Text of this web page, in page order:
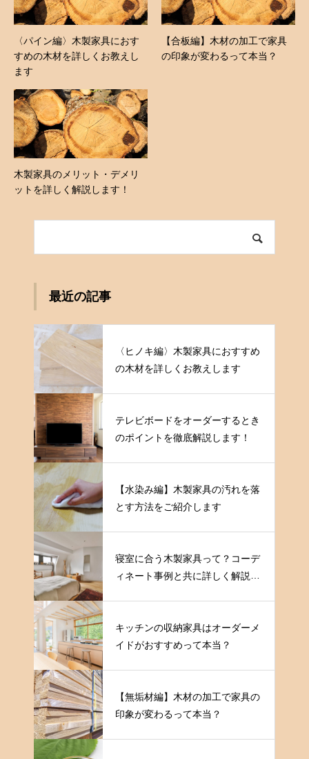
〈パイン編〉木製家具におす
すめの木材を詳しくお教えし
ます
【合板編】木材の加工で家具
の印象が変わるって本当？
木製家具のメリット・デメリ
ットを詳しく解説します！
最近の記事
〈ヒノキ編〉木製家具におすすめ
の木材を詳しくお教えします
テレビボードをオーダーするとき
のポイントを徹底解説します！
【水染み編】木製家具の汚れを落
とす方法をご紹介します
寝室に合う木製家具って？コーデ
ィネート事例と共に詳しく解説し
キッチンの収納家具はオーダーメ
イドがおすすめって本当？
【無垢材編】木材の加工で家具の
印象が変わるって本当？